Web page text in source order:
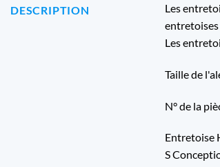
DESCRIPTION
Les
Les
Taille de
N° de la
Entretoise
S